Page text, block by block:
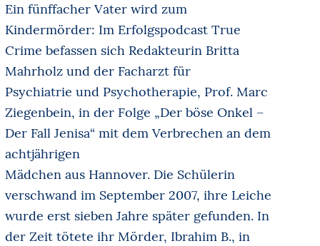
Ein fünffacher Vater wird zum
Kindermörder: Im Erfolgspodcast True
Crime befassen sich Redakteurin Britta
Mahrholz und der Facharzt für
Psychiatrie und Psychotherapie, Prof. Marc
Ziegenbein, in der Folge „Der böse Onkel –
Der Fall Jenisa“ mit dem Verbrechen an dem
achtjährigen
Mädchen aus Hannover. Die Schülerin
verschwand im September 2007, ihre Leiche
wurde erst sieben Jahre später gefunden. In
der Zeit tötete ihr Mörder, Ibrahim B., in